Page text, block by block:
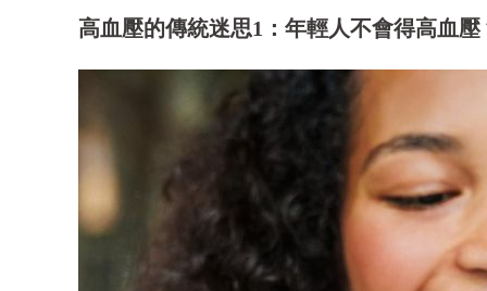
高血壓的傳統迷思1：年輕人不會得高血壓